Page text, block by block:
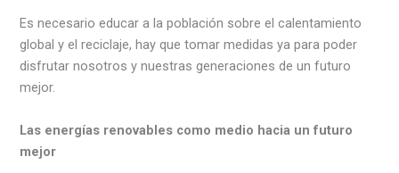
Es necesario educar a la población sobre el calentamiento
global y el reciclaje, hay que tomar medidas ya para poder
disfrutar nosotros y nuestras generaciones de un futuro
mejor.
Las energías renovables como medio hacia un futuro
mejor